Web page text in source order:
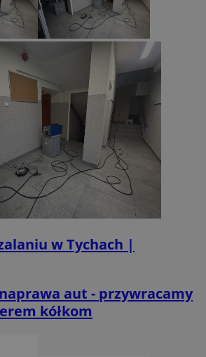
w Tychach |
aut - przywracamy
kółkom